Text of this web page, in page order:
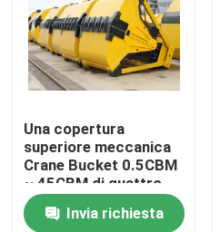
Fatory Tour
Controllo di qualità
Contattaci
Gru a ponte
Una copertura
superiore meccanica
Crane Bucket 0.5CBM
~ 45CBM di quattro
corde ad alta
resistenzaInvia richiesta